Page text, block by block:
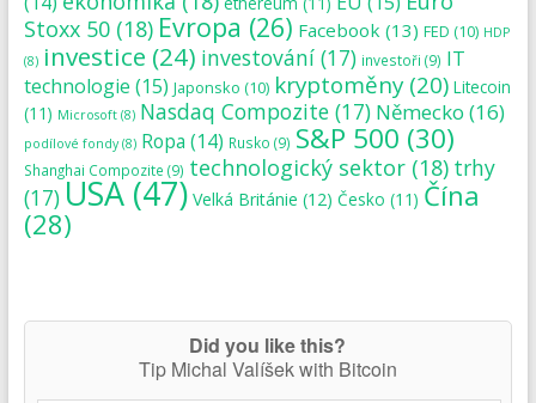
Stoxx 50(18) Evropa (26) Facebook (13) FED (10) HDP
(8) investice (24) investování(17) investoři (9) IT
technologie (15) Japonsko (10) kryptoměny(20) Litecoin
(11) Microsoft(8) Nasdaq Compozite(17) Německo (16)
podílové fondy(8) Ropa (14) Rusko (9) S&P 500 (30)
Shanghai Compozite (9) technologický sektor(18) trhy
(17)USA(47) Velká Británie (12) Česko (11) Čína
(28)
Did you like this?
Tip Michal Valíšek with Bitcoin